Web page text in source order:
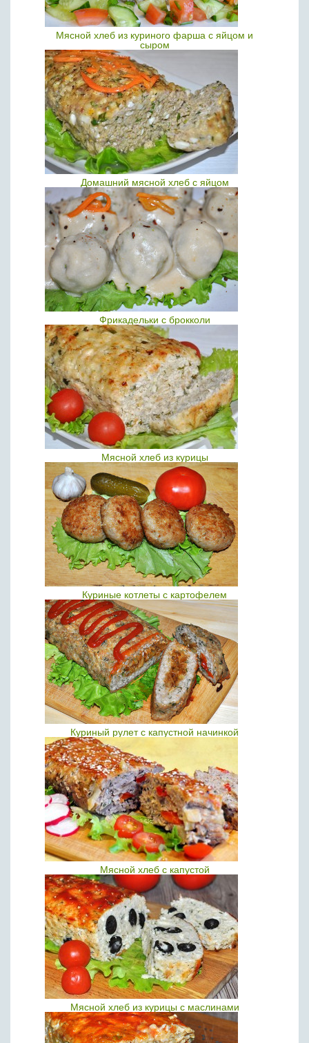
Мясной хлеб из куриного фарша с яйцом и
сыром
Домашний мясной хлеб с яйцом
Фрикадельки с брокколи
Мясной хлеб из курицы
Куриные котлеты с картофелем
Куриный рулет с капустной начинкой
Мясной хлеб с капустой
Мясной хлеб из курицы с маслинами